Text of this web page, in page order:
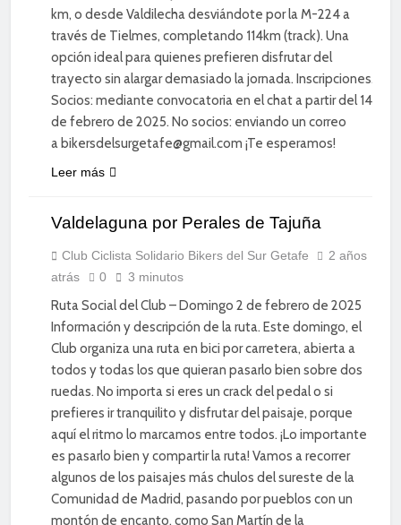
km, o desde Valdilecha desviándote por la M-224 a
través de Tielmes, completando 114km (track). Una
opción ideal para quienes prefieren disfrutar del
trayecto sin alargar demasiado la jornada. Inscripciones.
Socios: mediante convocatoria en el chat a partir del 14
de febrero de 2025. No socios: enviando un correo
a bikersdelsurgetafe@gmail.com ¡Te esperamos!
Leer más
CICLISMO
DEPORTE
DIVERSIÓN
SOCIAL
Valdelaguna por Perales de Tajuña
Club Ciclista Solidario Bikers del Sur Getafe
2 años
atrás
0 3 minutos
Ruta Social del Club – Domingo 2 de febrero de 2025
Información y descripción de la ruta. Este domingo, el
Club organiza una ruta en bici por carretera, abierta a
todos y todas los que quieran pasarlo bien sobre dos
ruedas. No importa si eres un crack del pedal o si
prefieres ir tranquilito y disfrutar del paisaje, porque
aquí el ritmo lo marcamos entre todos. ¡Lo importante
es pasarlo bien y compartir la ruta! Vamos a recorrer
algunos de los paisajes más chulos del sureste de la
Comunidad de Madrid, pasando por pueblos con un
montón de encanto, como San Martín de la